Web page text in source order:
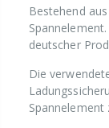
Bestehend
deutscher
Die
Spannelement